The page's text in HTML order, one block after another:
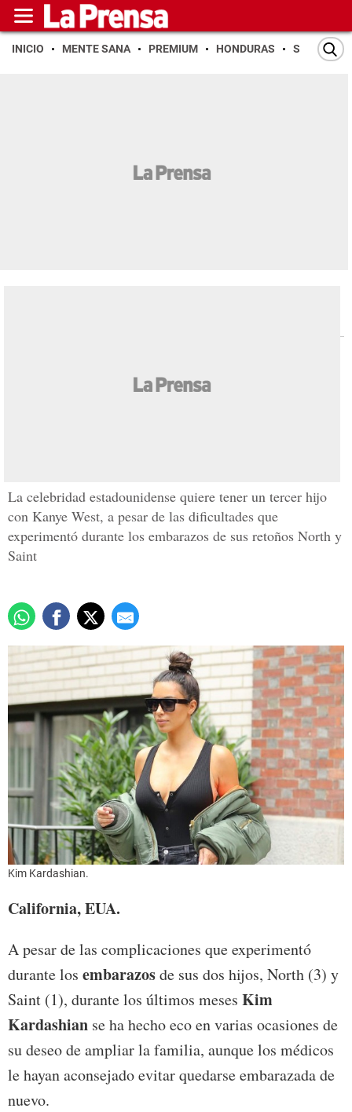
INICIO MENTE SANA PREMIUM HONDURAS SAN PEDRO
Kim Kardashian se
somete a una operación
La celebridad estadounidense quiere tener un tercer hijo
con Kanye West, a pesar de las dificultades que
experimentó durante los embarazos de sus retoños North y
Saint
Kim Kardashian.
California, EUA.
A pesar de las complicaciones que experimentó
durante los embarazosde sus dos hijos, North (3) y
Saint (1), durante los últimos meses Kim
Kardashian se ha hecho eco en varias ocasiones de
su deseo de ampliar la familia, aunque los médicos
le hayan aconsejado evitar quedarse embarazada de
nuevo.